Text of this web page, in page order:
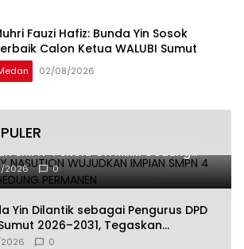
Fauzi Hafiz: Bunda Yin Sosok
Calon Ketua WALUBI Sumut
02/08/2026
Bobby Nasution Wujudkan
SMPN 4 Sitolu Ori Miliki Gedung
2026 0
Yin Dilantik sebagai Pengurus DPD
2026–2031, Tegaskan
Perkuat Toleransi dan
0